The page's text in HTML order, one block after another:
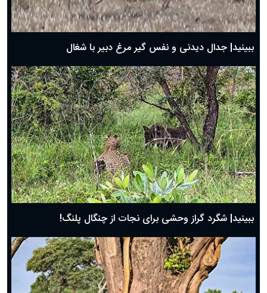
حضرت زینب(س) چگونه از دنیا رفت؟
بهترین پیامک تبریک روز پدر ۱۴۰۴؛ جملات زیبا و صمیمانه
ببینید| جدال دیدنی و نفس گیر مرغ دبیر با شغال
ببینید| شگرد گراز وحشی برای نجات از چنگال پلنگ!